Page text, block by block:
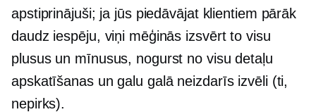
apstiprinājuši; ja jūs piedāvājat klientiem pārāk
daudz iespēju, viņi mēģinās izsvērt to visu
plusus un mīnusus, nogurst no visu detaļu
apskatīšanas un galu galā neizdarīs izvēli (ti,
nepirks).